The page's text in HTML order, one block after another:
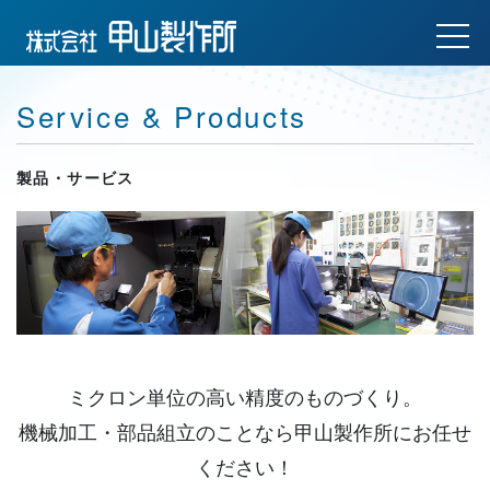
Service & Products
製品・サービス
ミクロン単位の高い精度のものづくり。
機械加工・部品組立のことなら甲山製作所にお任せ
ください！